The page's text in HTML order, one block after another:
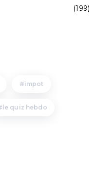
(199)
impot
le quiz hebdo